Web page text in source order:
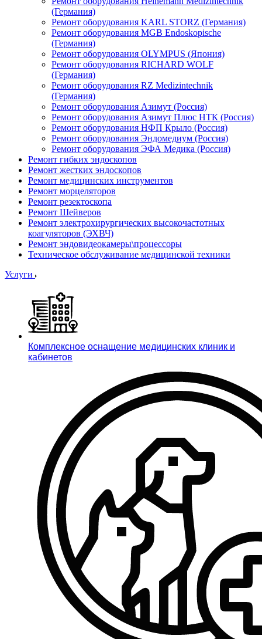
(Германия)
Ремонт оборудования KARL STORZ (Германия)
Ремонт оборудования MGB Endoskopische
(Германия)
Ремонт оборудования OLYMPUS (Япония)
Ремонт оборудования RICHARD WOLF
(Германия)
Ремонт оборудования RZ Medizintechnik
(Германия)
Ремонт оборудования Азимут (Россия)
Ремонт оборудования Азимут Плюс НТК (Россия)
Ремонт оборудования НФП Крыло (Россия)
Ремонт оборудования Эндомедиум (Россия)
Ремонт оборудования ЭФА Медика (Россия)
Ремонт гибких эндоскопов
Ремонт жестких эндоскопов
Ремонт медицинских инструментов
Ремонт морцеляторов
Ремонт резектоскопа
Ремонт Шейверов
Ремонт электрохирургических высокочастотных
коагуляторов (ЭХВЧ)
Ремонт эндовидеокамеры\процессоры
Техническое обслуживание медицинской техники
Услуги
Комплексное оснащение медицинских клиник и
кабинетов